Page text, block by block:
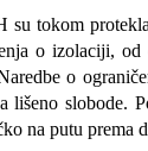
tokom
o izolaciji,
o
slobode.
na putu prema